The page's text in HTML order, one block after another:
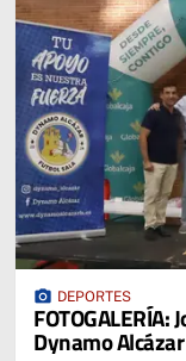
photo_camera DEPORTES
Dynamo